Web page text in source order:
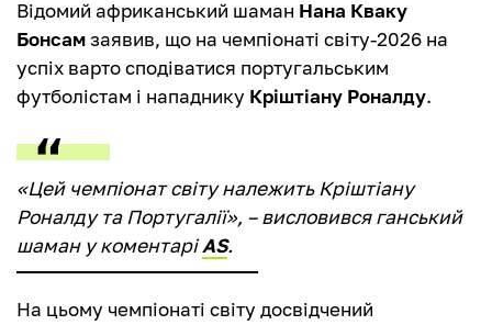
Відомий африканський шаман Нана Кваку
Бонсамзаявив, що на чемпіонаті світу-2026 на
успіх варто сподіватися португальським
футболістам і нападнику Кріштіану Роналду.
«Цей чемпіонат світу належить Кріштіану
Роналду та Португалії», – висловився ганський
шаман у коментаріAS.
На цьому чемпіонаті світу досвідчений